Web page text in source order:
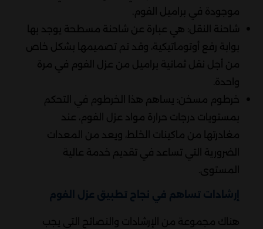
موجودة في براميل الفوم.
شاحنة النقل: هي عبارة عن شاحنة مسطحة يوجد بها
بوابة رفع أوتوماتيكية، وقد تم تصميمها بشكل خاص
من أجل نقل ثمانية براميل من عزل الفوم في مرة
واحدة.
خرطوم مسخن: يساهم هذا الخرطوم في التحكم
بمستويات درجات حرارة مواد عزل الفوم، عند
مغادرتها من ماكينات الخلط، ويعد من المعدات
الضرورية التي تساعد في تقديم خدمة عالية
المستوى.
إرشادات تساهم في نجاح تطبيق عزل الفوم
هناك مجموعة من الإرشادات والنصائح التي يجب